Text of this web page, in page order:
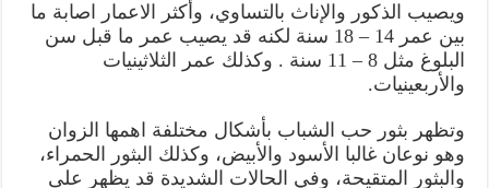
ويصيب الذكور والإناث بالتساوي، وأكثر الاعمار اصابة ما
بين عمر 14 – 18 سنة لكنه قد يصيب عمر ما قبل سن
البلوغ مثل 8 – 11 سنة . وكذلك عمر الثلاثينيات
والأربعينيات.
وتظهر بثور حب الشباب بأشكال مختلفة اهمها الزوان
وهو نوعان غالبا الأسود والأبيض، وكذلك البثور الحمراء،
والبثور المتقيحة، وفي الحالات الشديدة قد يظهر على